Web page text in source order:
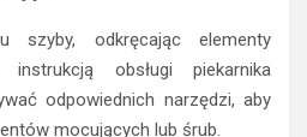
szyby, odkręcając elementy
obsługi piekarnika
odpowiednich narzędzi, aby
mocujących lub śrub.